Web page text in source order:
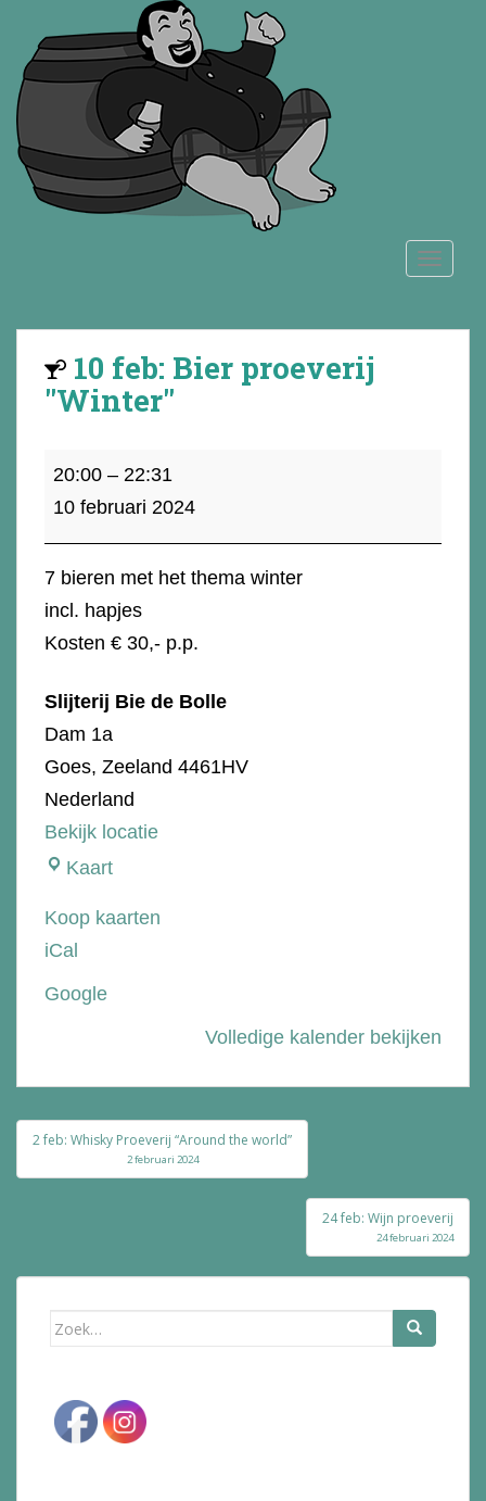
10 feb: Bier proeverij
"Winter"
10
feb:
20:00 – 22:31
10 februari 2024
7 bieren met het thema winter
incl. hapjes
Kosten € 30,- p.p.
Slijterij Bie de Bolle
Dam 1a
Goes, Zeeland 4461HV
Nederland
Bekijk locatie
KaartSlijterij
de
Koop kaarten
iCal
Google
Volledige kalender bekijken
Bericht
navigatie
2 feb: Whisky Proeverij “Around the world”
2 februari 2024
24 feb: Wijn proeverij
24 februari 2024
Zoek